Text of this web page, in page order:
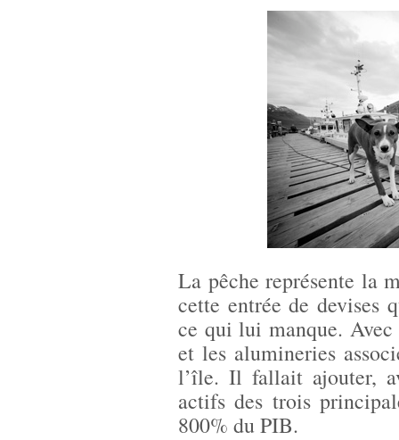
La pêche représente la
cette entrée de devises
ce qui lui manque. Avec
et les alumineries
l’île. Il fallait ajouter,
actifs des trois
800% du PIB.